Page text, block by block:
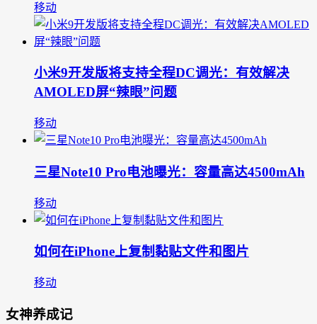
移动
小米9开发版将支持全程DC调光：有效解决
AMOLED屏“辣眼”问题
移动
三星Note10 Pro电池曝光：容量高达4500mAh
移动
如何在iPhone上复制黏贴文件和图片
移动
女神养成记